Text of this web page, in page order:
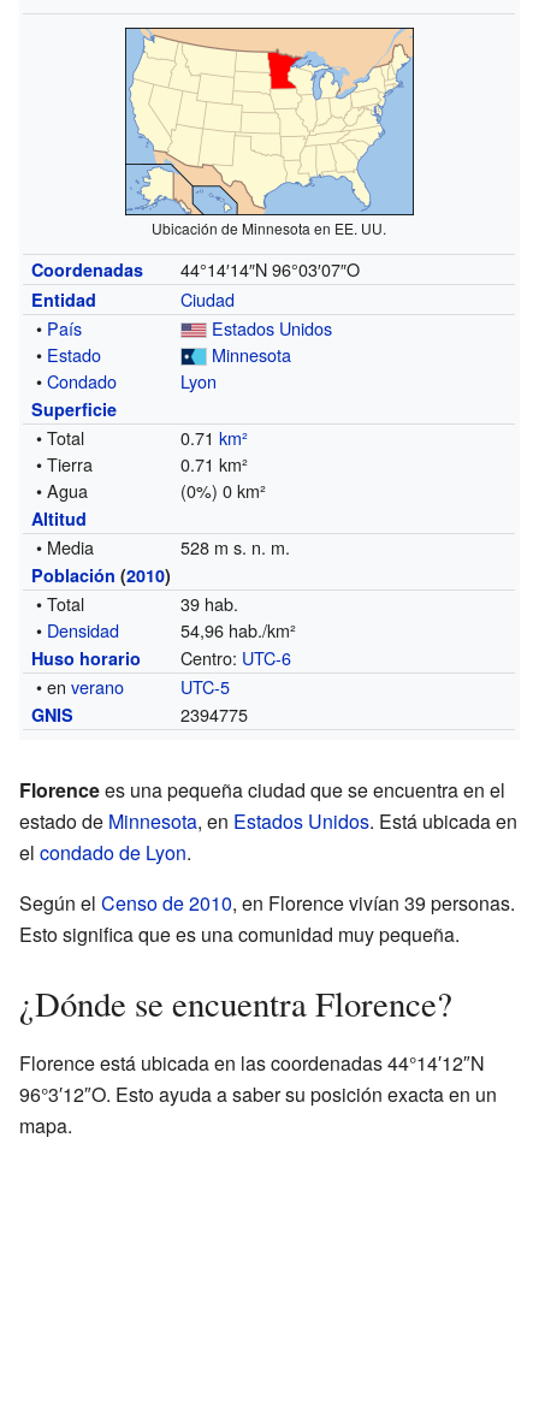
Ubicación de Minnesota en EE. UU.
Coordenadas 44°14′14″N 96°03′07″O
Entidad
Ciudad
• País
Estados Unidos
• Estado
Minnesota
•Condado Lyon
Superficie
• Total 0.71km²
• Tierra
0.71 km²
• Agua
(0%) 0 km²
Altitud
• Media 528 m s. n. m.
Población (2010)
• Total
39 hab.
• Densidad 54,96 hab./km²
Huso horario Centro: UTC-6
• enverano UTC-5
GNIS 2394775
Florencees una pequeña ciudad que se encuentra en el
estado de Minnesota, en Estados Unidos. Está ubicada en
el condado de Lyon.
Según el Censo de 2010, en Florence vivían 39 personas.
Esto significa que es una comunidad muy pequeña.
¿Dónde se encuentra Florence?
Florence está ubicada en las coordenadas 44°14′12″N
96°3′12″O. Esto ayuda a saber su posición exacta en un
mapa.